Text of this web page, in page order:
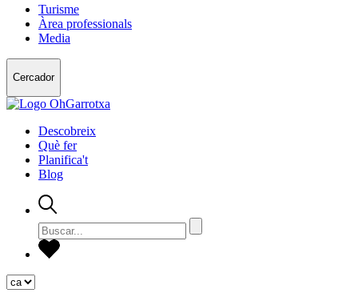
Turisme
Àrea professionals
Media
Cercador
Descobreix
Què fer
Planifica't
Blog